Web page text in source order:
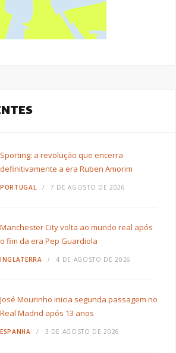
Sporting: a revolução que encerra
definitivamente a era Ruben Amorim
PORTUGAL 7 DE AGOSTO DE 2026
Manchester City volta ao mundo real após
o fim da era Pep Guardiola
INGLATERRA 4 DE AGOSTO DE 2026
José Mourinho inicia segunda passagem no
Real Madrid após 13 anos
ESPANHA 3 DE AGOSTO DE 2026